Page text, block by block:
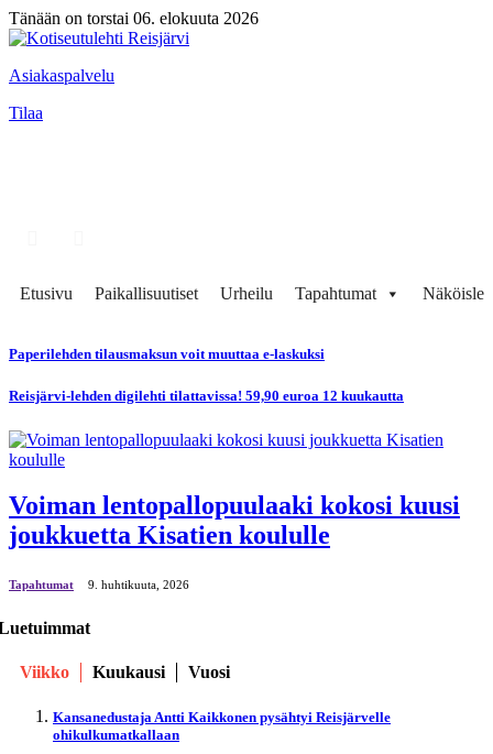
Tänään on torstai 06. elokuuta 2026
Asiakaspalvelu
Tilaa
Etusivu Paikallisuutiset Urheilu Tapahtumat
Paperilehden tilausmaksun voit muuttaa e-laskuksi
Reisjärvi-lehden digilehti tilattavissa! 59,90 euroa 12 kuukautta
Voiman lentopallopuulaaki kokosi kuusi
joukkuetta Kisatien koululle
Tapahtumat 9. huhtikuuta, 2026
Viikko Kuukausi Vuosi
Kansanedustaja Antti Kaikkonen pysähtyi Reisjärvelle
ohikulkumatkallaan